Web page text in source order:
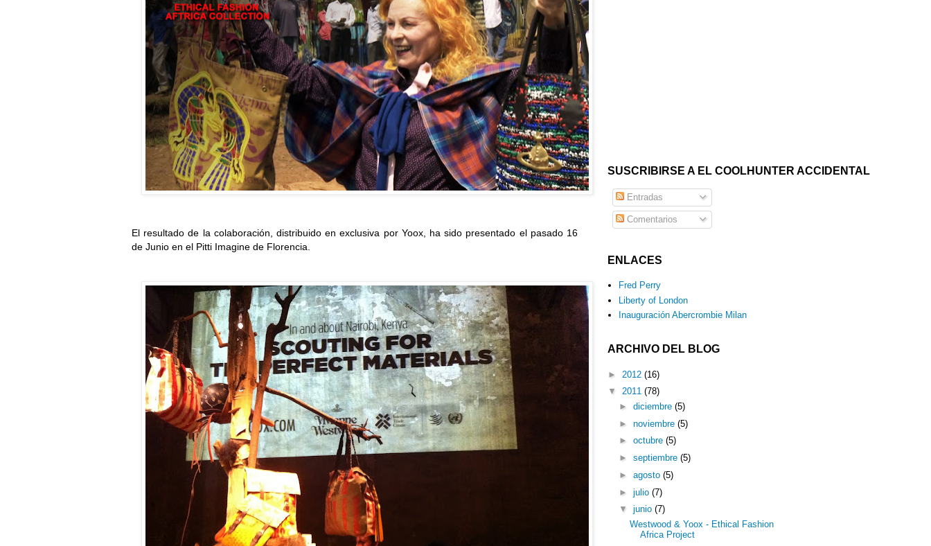
El resultado de la colaboración, distribuido en exclusiva por Yoox, ha sido presentado el pasado 16
de Junio en el Pitti Imagine de Florencia.
SUSCRIBIRSE A EL COOLHUNTER ACCIDENTAL
Entradas
Comentarios
ENLACES
Fred Perry
Liberty of London
Inauguración Abercrombie Milan
ARCHIVO DEL BLOG
► 2012 (16)
▼ 2011 (78)
► diciembre (5)
► noviembre (5)
► octubre (5)
► septiembre (5)
► agosto (5)
► julio (7)
▼ junio (7)
Westwood & Yoox - Ethical Fashion
Africa Project